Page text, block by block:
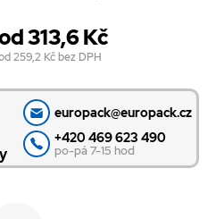
313,6 Kč
259,2 Kč bez DPH
europack@europack.cz
+420 469 623 490
po-pá 7-15 hod